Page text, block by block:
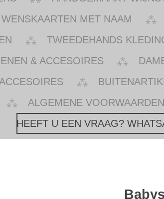
WENSKAARTEN MET NAAM
TWEEDEHANDS
& ACCESOIRES
ALGEMENE VOORWAARDEN
HEEFT U EEN VRAAG?